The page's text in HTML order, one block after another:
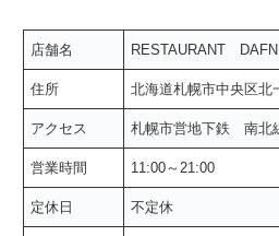
店舗名 RESTAURANT
住所 北海道札幌市中央区北
アクセス 札幌市営地下鉄 南北
営業時間 11:00～21:00
定休日 不定休